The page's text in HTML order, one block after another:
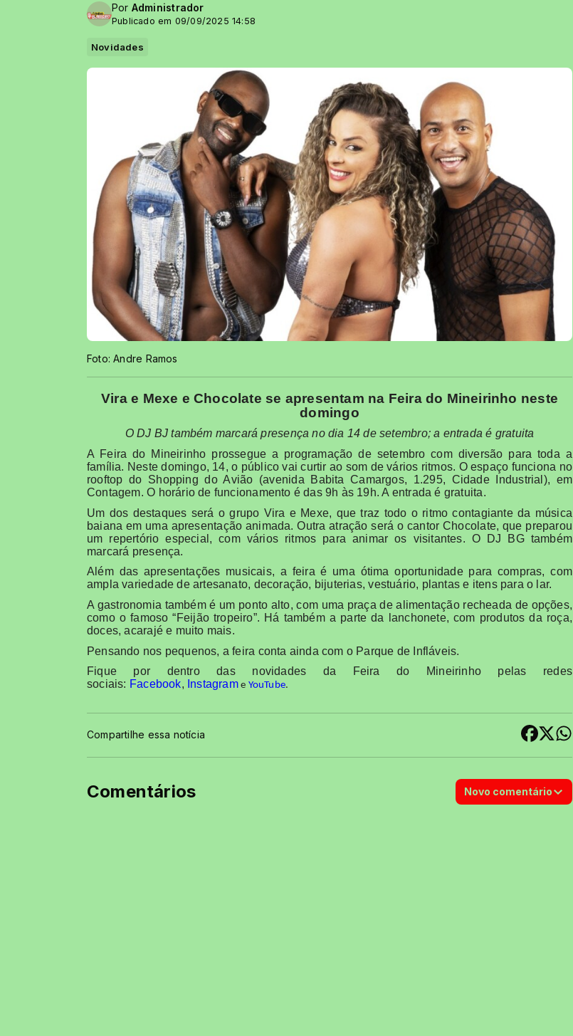
Por Administrador
Publicado em 09/09/2025 14:58
Novidades
Foto: Andre Ramos
Vira e Mexe e Chocolate se apresentam na Feira do Mineirinho neste
domingo
O DJ BJ também marcará presença no dia 14 de setembro; a entrada é gratuita
A Feira do Mineirinho prossegue a programação de setembro com diversão para toda a
família. Neste domingo, 14, o público vai curtir ao som de vários ritmos. O espaço funciona no
rooftop do Shopping do Avião (avenida Babita Camargos, 1.295, Cidade Industrial), em
Contagem. O horário de funcionamento é das 9h às 19h. A entrada é gratuita.
Um dos destaques será o grupo Vira e Mexe, que traz todo o ritmo contagiante da música
baiana em uma apresentação animada. Outra atração será o cantor Chocolate, que preparou
um repertório especial, com vários ritmos para animar os visitantes. O DJ BG também
marcará presença.
Além das apresentações musicais, a feira é uma ótima oportunidade para compras, com
ampla variedade de artesanato, decoração, bijuterias, vestuário, plantas e itens para o lar.
A gastronomia também é um ponto alto, com uma praça de alimentação recheada de opções,
como o famoso “Feijão tropeiro”. Há também a parte da lanchonete, com produtos da roça,
doces, acarajé e muito mais.
Pensando nos pequenos, a feira conta ainda com o Parque de Infláveis.
Fique por dentro das novidades da Feira do Mineirinho pelas redes
sociais: Facebook, Instagram e YouTube.
Compartilhe essa notícia
Comentários Novo comentário